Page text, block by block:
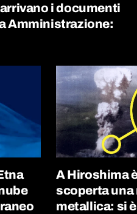
i documenti
Amministrazione:
A Hiroshima
scoperta una
metallica: si